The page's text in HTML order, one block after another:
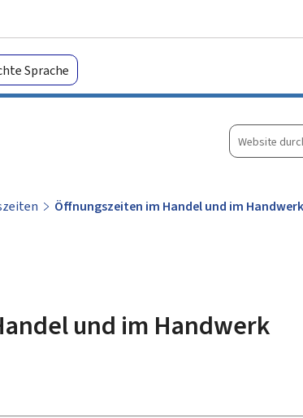
Sprache
Website
Öffnungszeiten im Handel und im Handwerk
und im Handwerk